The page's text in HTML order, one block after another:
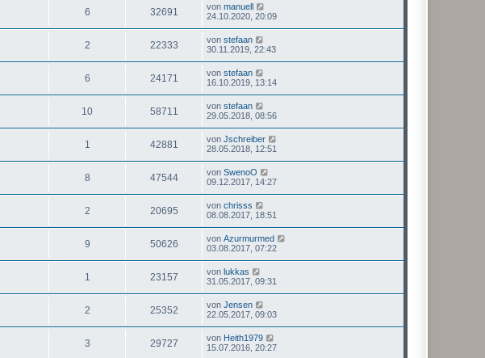
6 32691 von manuell
24.10.2020, 20:09
2 22333 von stefaan
30.11.2019, 22:43
6 24171 von stefaan
16.10.2019, 13:14
10 58711 von stefaan
29.05.2018, 08:56
1 42881 von Jschreiber
28.05.2018, 12:51
8 47544 von SwenoO
09.12.2017, 14:27
2 20695 von chrisss
08.08.2017, 18:51
9 50626 von Azurmurmed
03.08.2017, 07:22
1 23157 von lukkas
31.05.2017, 09:31
2 25352 von Jensen
22.05.2017, 09:03
3 29727 von Heith1979
15.07.2016, 20:27